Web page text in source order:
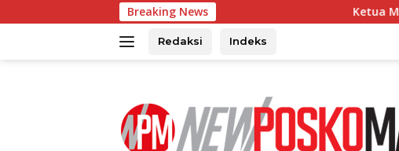
ke
Breaking News Ketua MKKS SMK se-
Redaksi Indeks